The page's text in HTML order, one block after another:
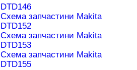
DTD146
Схема запчастини Makita
DTD152
Схема запчастини Makita
DTD153
Схема запчастини Makita
DTD155